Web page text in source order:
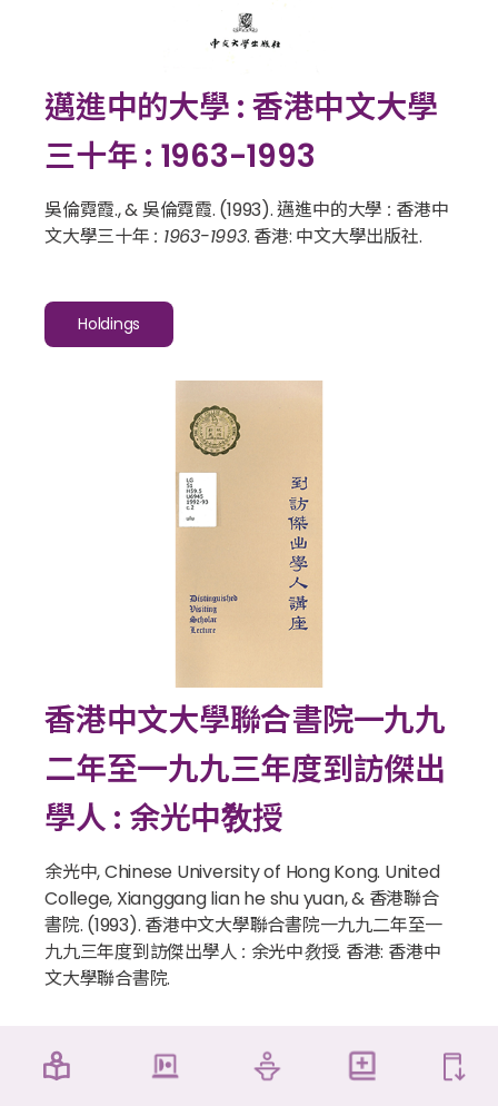
邁進中的大學 : 香港中文大學
三十年 : 1963-1993
吳倫霓霞., & 吳倫霓霞. (1993).邁進中的大學 : 香港中
文大學三十年 : 1963-1993. 香港: 中文大學出版社.
Holdings
香港中文大學聯合書院一九九
二年至一九九三年度到訪傑出
學人 : 余光中敎授
余光中, Chinese University of Hong Kong. United
College, Xianggang lian he shu yuan, & 香港聯合
書院. (1993). 香港中文大學聯合書院一九九二年至一
九九三年度到訪傑出學人 : 余光中敎授. 香港: 香港中
文大學聯合書院.